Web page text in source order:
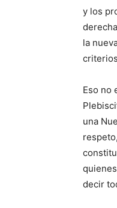
y los
la
Eso no
una
decir